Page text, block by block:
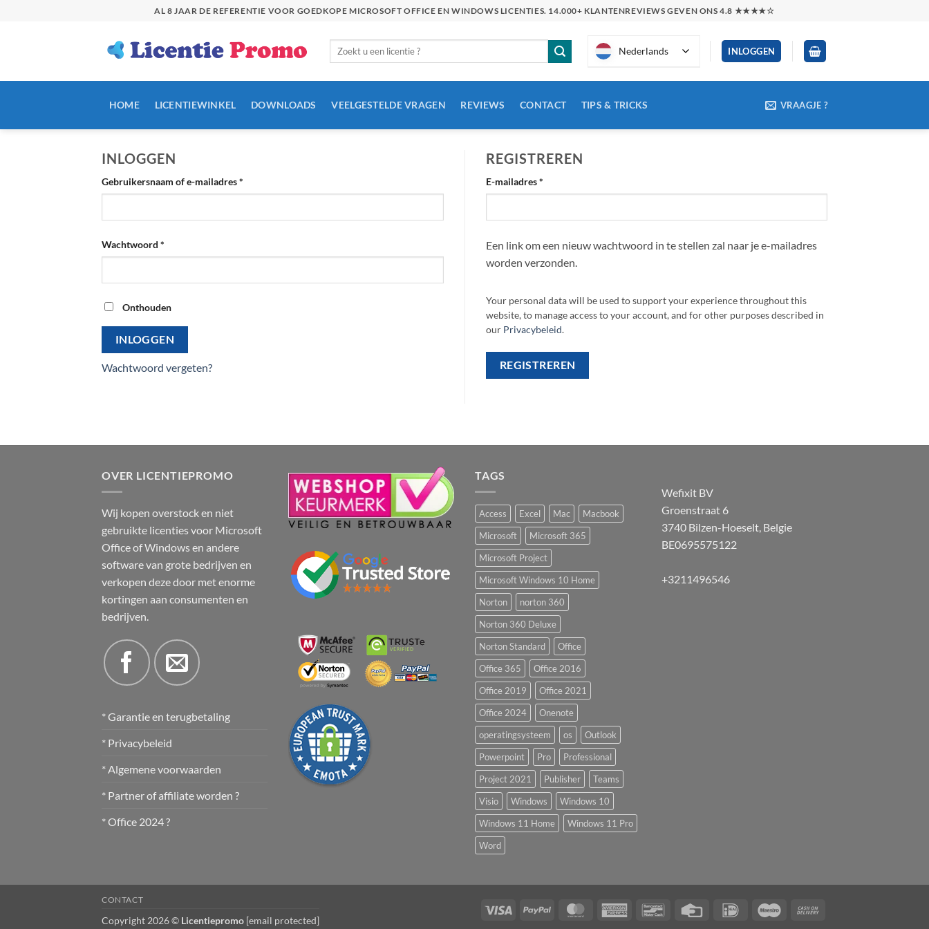
AL 8 JAAR DE REFERENTIE VOOR GOEDKOPE MICROSOFT OFFICE EN WINDOWS LICENTIES. 14.000+ KLANTENREVIEWS GEVEN ONS 4.8 ★★★★☆
Zoeken
Nederlands INLOGGEN
HOME LICENTIEWINKEL DOWNLOADS VEELGESTELDE VRAGEN REVIEWS CONTACT TIPS & TRICKS VRAAGJE ?
INLOGGEN
Gebruikersnaam of e-mailadres*
Wachtwoord *
Onthouden
INLOGGEN
Wachtwoord vergeten?
REGISTREREN
E-mailadres*
Een link om een nieuw wachtwoord in te stellen zal naar je e-mailadres
worden verzonden.
Your personal data will be used to support your experience throughout this
website, to manage access to your account, and for other purposes described in
our Privacybeleid.
REGISTREREN
OVER LICENTIEPROMO
Wij kopen overstock en niet
gebruikte licenties voor Microsoft
Office of Windows en andere
software van grote bedrijven en
verkopen deze door met enorme
kortingen aan consumenten en
bedrijven.
* Garantie en terugbetaling
* Privacybeleid
* Algemene voorwaarden
* Partner of affiliate worden ?
* Office 2024 ?
TAGS
Access Excel Mac
Macbook
Microsoft
Microsoft 365
Microsoft Project
Microsoft Windows 10 Home
Norton
norton 360
Norton 360 Deluxe
Norton Standard
Office
Office 365
Office 2016
Office 2019
Office 2021
Office 2024
Onenote
operatingsysteem
os
Outlook
Powerpoint
Pro
Professional
Project 2021
Publisher
Teams
Visio
Windows
Windows 10
Windows 11 Home
Windows 11 Pro
Word
Wefixit BV
Groenstraat 6
3740 Bilzen-Hoeselt, Belgie
BE0695575122
+3211496546
Visa PayPal MasterCardAmerican
BancontactCredit
IDeal Maestro
CONTACT
Copyright 2026 © Licentiepromo [email protected]